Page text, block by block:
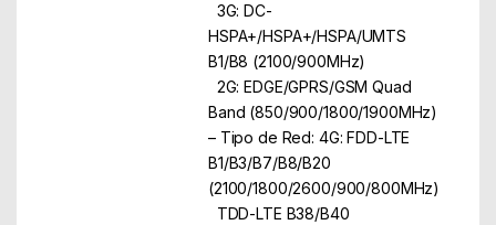
3G: DC-
HSPA+/HSPA+/HSPA/UMTS
B1/B8 (2100/900MHz)
2G: EDGE/GPRS/GSM Quad
Band (850/900/1800/1900MHz)
– Tipo de Red: 4G: FDD-LTE
B1/B3/B7/B8/B20
(2100/1800/2600/900/800MHz)
TDD-LTE B38/B40